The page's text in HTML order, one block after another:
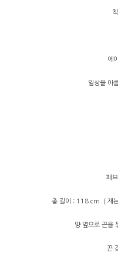
에
일상을 아
패
총 길이 : 118 cm ( 재는
양 옆으로 끈을
끈